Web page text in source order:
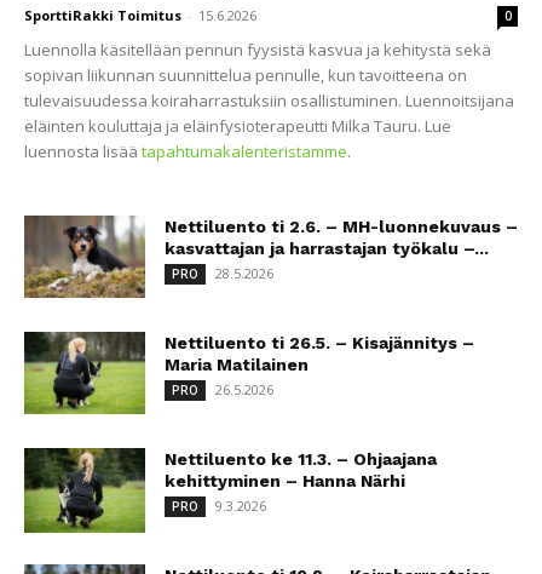
SporttiRakki Toimitus - 15.6.2026 0
Luennolla käsitellään pennun fyysistä kasvua ja kehitystä sekä
sopivan liikunnan suunnittelua pennulle, kun tavoitteena on
tulevaisuudessa koiraharrastuksiin osallistuminen. Luennoitsijana
eläinten kouluttaja ja eläinfysioterapeutti Milka Tauru. Lue
luennosta lisää tapahtumakalenteristamme.
Nettiluento ti 2.6. – MH-luonnekuvaus –
kasvattajan ja harrastajan työkalu –...
PRO 28.5.2026
Nettiluento ti 26.5. – Kisajännitys –
Maria Matilainen
PRO 26.5.2026
Nettiluento ke 11.3. – Ohjaajana
kehittyminen – Hanna Närhi
PRO 9.3.2026